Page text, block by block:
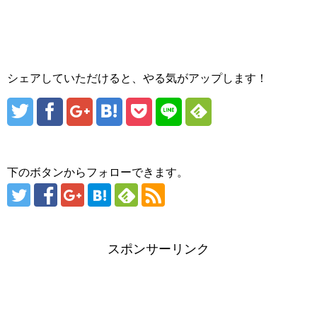
シェアしていただけると、やる気がアップします！
下のボタンからフォローできます。
スポンサーリンク